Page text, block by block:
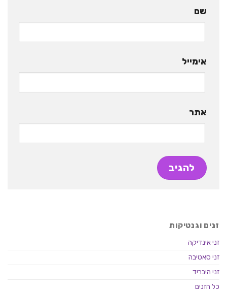
שם
אימייל
אתר
זנים וגנטיקות
זני אינדיקה
זני סאטיבה
זני היבריד
כל הזנים